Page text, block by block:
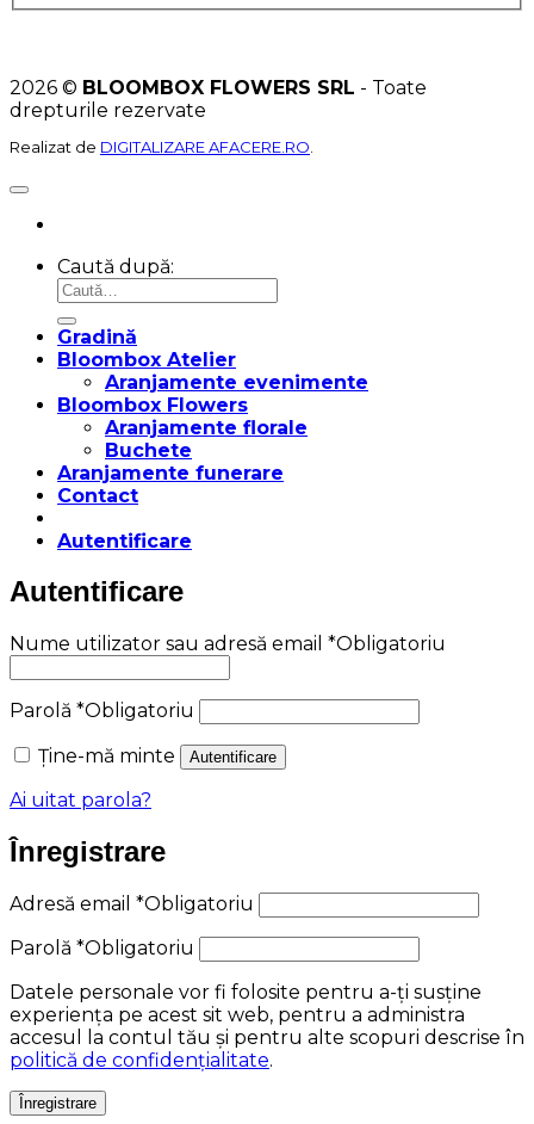
2026 © BLOOMBOX FLOWERS SRL - Toate
drepturile rezervate
Realizat de DIGITALIZARE AFACERE.RO
Caută după:
Gradină
Bloombox Atelier
Aranjamente evenimente
Bloombox Flowers
Aranjamente florale
Buchete
Aranjamente funerare
Contact
Autentificare
Autentificare
Nume utilizator sau adresă email *Obligatoriu
Parolă *Obligatoriu
Ține-mă minte
Autentificare
Ai uitat parola?
Înregistrare
Adresă email *Obligatoriu
Parolă *Obligatoriu
Datele personale vor fi folosite pentru a-ți susține
experiența pe acest sit web, pentru a administra
accesul la contul tău și pentru alte scopuri descrise în
politică de confidențialitate.
Înregistrare